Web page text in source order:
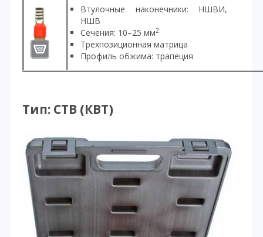
Втулочные наконечники: НШВИ,
НШВ
Сечения: 10–25 мм2
Трехпозиционная матрица
Профиль обжима: трапеция
Тип: СТВ (КВТ)